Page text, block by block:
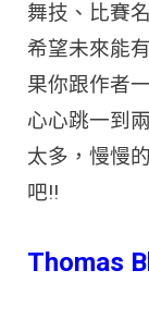
舞技、比賽
希望未來能
果你跟作者
心心跳一到
太多，慢慢
吧!!
Thomas